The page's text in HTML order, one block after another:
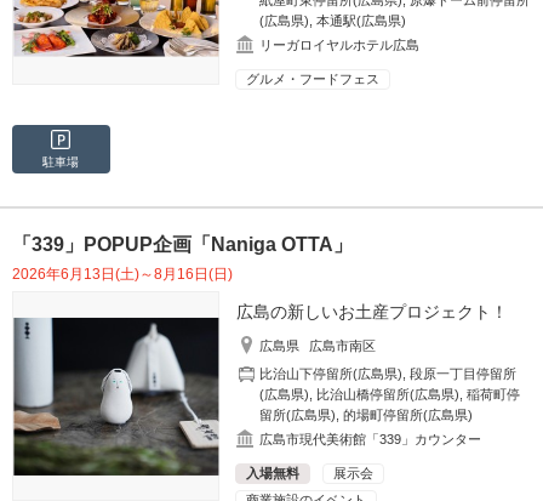
(広島県) ,本通駅(広島県)
リーガロイヤルホテル広島
グルメ・フードフェス
駐車場
「339」POPUP企画「Naniga OTTA」
2026年6月13日(土)～8月16日(日)
広島の新しいお土産プロジェクト！
広島県
広島市南区
比治山下停留所(広島県) ,段原一丁目停留所
(広島県)
比治山橋停留所(広島県) ,稲荷町停
留所(広島県) ,的場町停留所(広島県)
広島市現代美術館「339」カウンター
入場無料
展示会